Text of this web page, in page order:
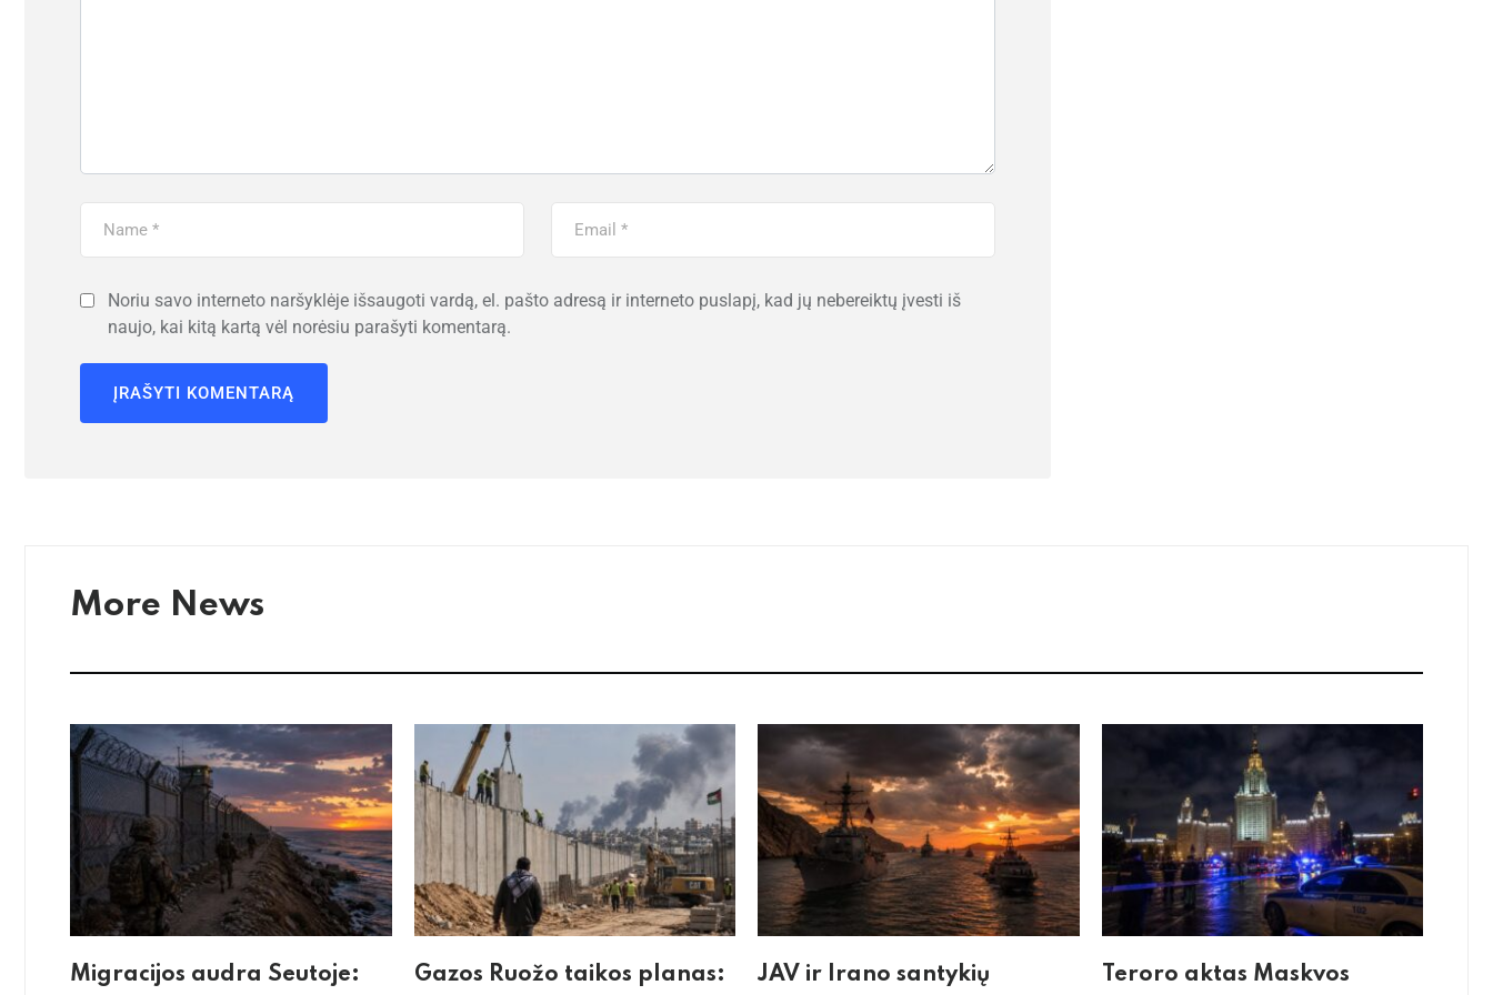
Noriu savo interneto naršyklėje išsaugoti vardą, el. pašto adresą ir interneto puslapį, kad jų nebereiktų įvesti iš
naujo, kai kitą kartą vėl norėsiu parašyti komentarą.
More News
Migracijos audra Seutoje: Gazos Ruožo taikos planas: JAV ir Irano santykių Teroro aktas Maskvos